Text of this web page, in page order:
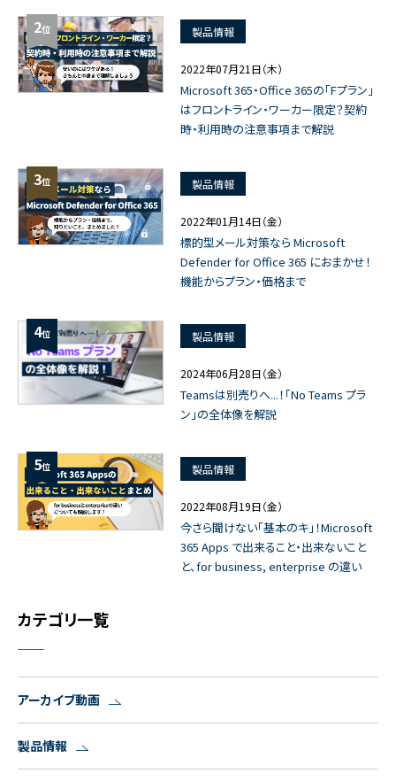
2位 製品情報
2022年07月21日（木）
Microsoft 365・Office 365の「Fプラン」
はフロントライン・ワーカー限定？契約
時・利用時の注意事項まで解説
3位 製品情報
2022年01月14日（金）
標的型メール対策なら Microsoft
Defender for Office 365 におまかせ！
機能からプラン・価格まで
4位 製品情報
2024年06月28日（金）
Teamsは別売りへ...！「No Teams プラ
ン」の全体像を解説
5位 製品情報
2022年08月19日（金）
今さら聞けない「基本のキ」！Microsoft
365 Apps で出来ること・出来ないこと
と、for business, enterprise の違い
カテゴリ一覧
アーカイブ動画
製品情報